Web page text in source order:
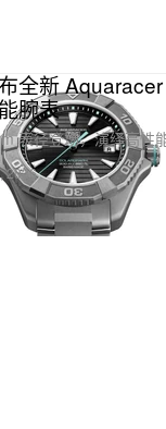
全新
腕表
表径登场，演绎高性
2026